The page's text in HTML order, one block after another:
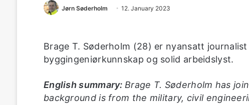
Jørn Søderholm 12. January 2023
Brage T. Søderholm (28) er nyansatt
byggingeniørkunnskap og solid arbeidslyst.
English summary:Brage T. Søderholm has
background is from the military, civil